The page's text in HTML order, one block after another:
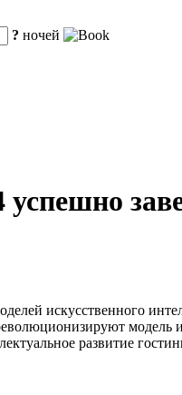
? ночей
искусственного
развитие